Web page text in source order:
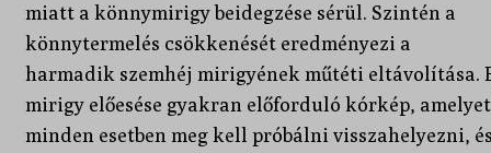
miatt a könnymirigy beidegzése sérül. Szintén a
könnytermelés csökkenését eredményezi a
harmadik szemhéj mirigyének műtéti eltávolítása.
mirigy előesése gyakran előforduló kórkép, amelyet
minden esetben meg kell próbálni visszahelyezni,